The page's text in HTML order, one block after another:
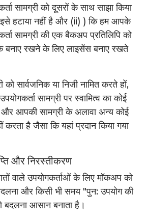
सामग्री को दूसरों के साथ साझा किया
हटाया नहीं है और (ii) ) कि हम आपके
सामग्री की एक बैकअप प्रतिलिपि को
बनाए रखने के लिए लाइसेंस बनाए रखते
सार्वजनिक या निजी नामित करते हों,
सामग्री पर स्वामित्व का कोई
और आपकी सामग्री के अलावा अन्य कोई
करता है जैसा कि यहां प्रदान किया गया
और निरस्तीकरण
वाले उपयोगकर्ताओं के लिए मॉकअप को
और किसी भी समय "पुन: उपयोग की
बदलना आसान बनाता है।